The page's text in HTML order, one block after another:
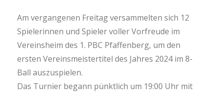
Am vergangenen Freitag versammelten sich 12
Spielerinnen und Spieler voller Vorfreude im
Vereinsheim des 1. PBC Pfaffenberg, um den
ersten Vereinsmeistertitel des Jahres 2024 im 8-
Ball auszuspielen.
Das Turnier begann pünktlich um 19:00 Uhr mit